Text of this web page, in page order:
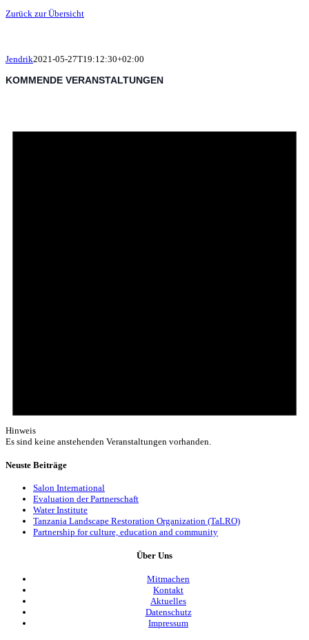
Zurück zur Übersicht
Jendrik2021-05-27T19:12:30+02:00
KOMMENDE VERANSTALTUNGEN
Hinweis
Es sind keine anstehenden Veranstaltungen vorhanden.
Neuste Beiträge
Salon International
Evaluation der Partnerschaft
Water Institute
Tanzania Landscape Restoration Organization (TaLRO)
Partnership for culture, education and community
Über Uns
Mitmachen
Kontakt
Aktuelles
Datenschutz
Impressum